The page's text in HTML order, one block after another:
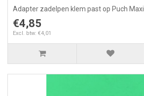
Adapter zadelpen klem past op Puch Maxi..
€4,85
Excl. btw: €4,01